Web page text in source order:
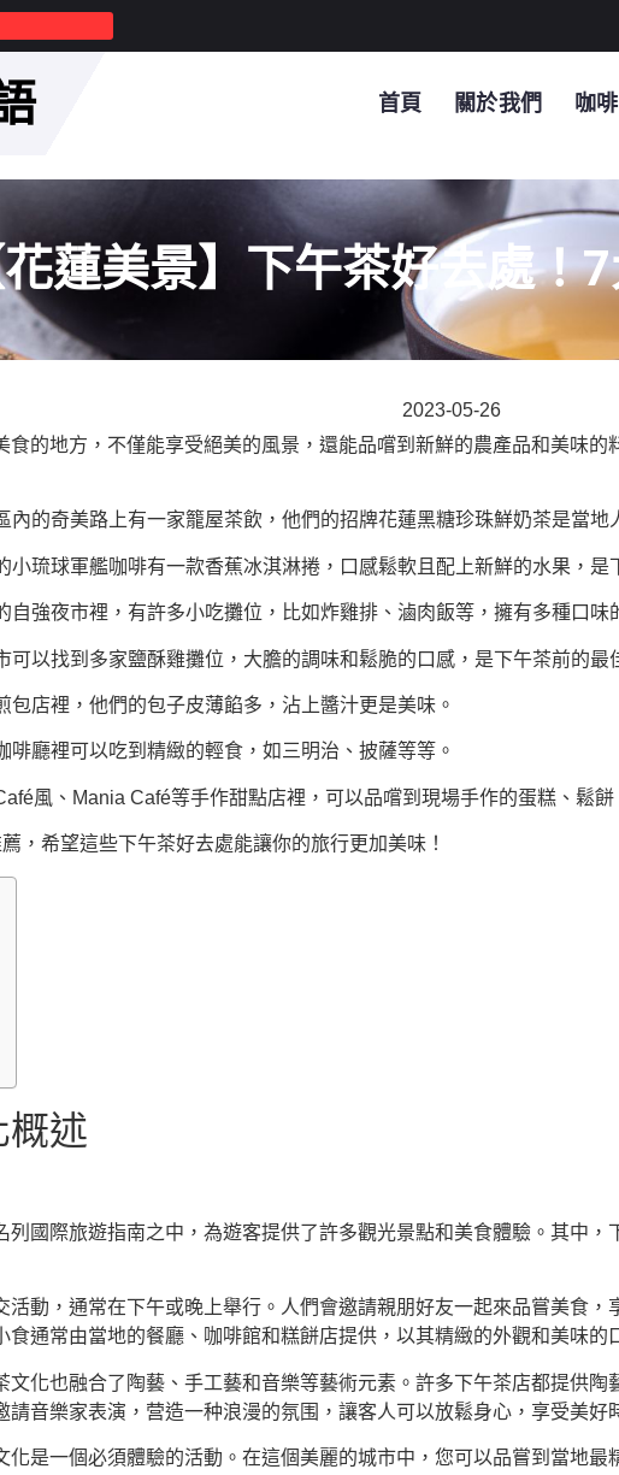
首頁 關於我們 咖
蓮美景】下午茶好去處！
2023-05-26
食的地方，不僅能享受絕美的風景，還能品嚐到新鮮的農產品和美味
內的奇美路上有一家籠屋茶飲，他們的招牌花蓮黑糖珍珠鮮奶茶是當地
小琉球軍艦咖啡有一款香蕉冰淇淋捲，口感鬆軟且配上新鮮的水果，是
自強夜市裡，有許多小吃攤位，比如炸雞排、滷肉飯等，擁有多種口味
可以找到多家鹽酥雞攤位，大膽的調味和鬆脆的口感，是下午茶前的最
包店裡，他們的包子皮薄餡多，沾上醬汁更是美味。
啡廳裡可以吃到精緻的輕食，如三明治、披薩等等。
風、Mania Café等手作甜點店裡，可以品嚐到現場手作的蛋糕、鬆餅
，希望這些下午茶好去處能讓你的旅行更加美味！
概述
列國際旅遊指南之中，為遊客提供了許多觀光景點和美食體驗。其中
活動，通常在下午或晚上舉行。人們會邀請親朋好友一起來品嘗美食
食通常由當地的餐廳、咖啡館和糕餅店提供，以其精緻的外觀和美味的
文化也融合了陶藝、手工藝和音樂等藝術元素。許多下午茶店都提供
音樂家表演，营造一种浪漫的氛围，讓客人可以放鬆身心，享受美好
化是一個必須體驗的活動。在這個美麗的城市中，您可以品嘗到當地